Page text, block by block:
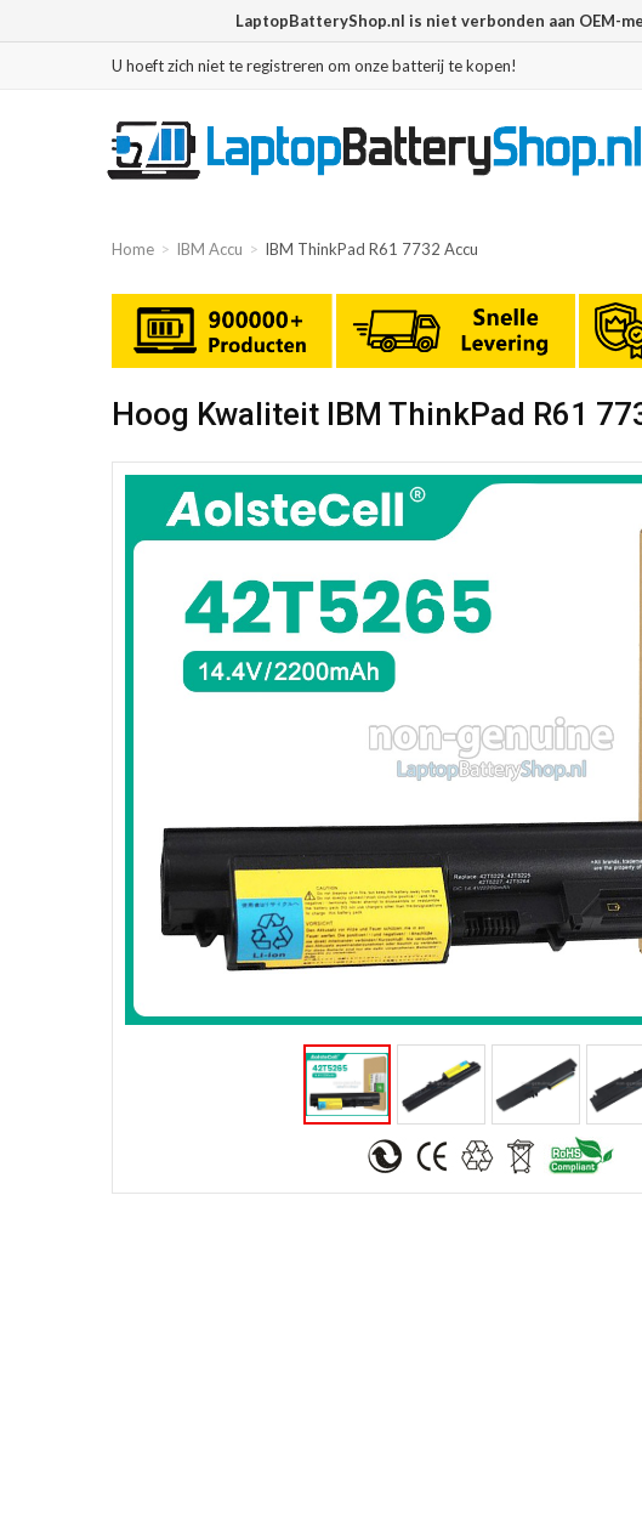
LaptopBatteryShop.nl is niet verbonden aan OEM-
U hoeft zich niet te registreren om onze batterij te kopen!
Home IBM Accu IBM ThinkPad R61 7732 Accu
Hoog Kwaliteit IBM ThinkPad R61